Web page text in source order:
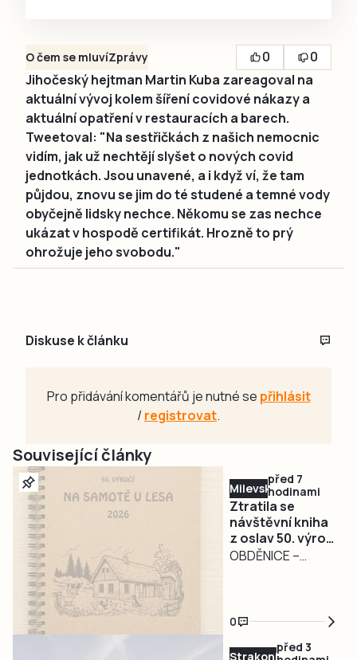
O čem se mluvíZprávy 0
0
Jihočeský hejtman Martin Kuba zareagoval na
aktuální vývoj kolem šíření covidové nákazy a
aktuální opatření v restauracích a barech.
Tweetoval: "Na sestřičkách z našich nemocnic
vidím, jak už nechtějí slyšet o nových covid
jednotkách. Jsou unavené, a i když ví, že tam
půjdou, znovu se jim do té studené a temné vody
obyčejně lidsky nechce. Někomu se zas nechce
ukázat v hospodě certifikát. Hrozně to prý
ohrožuje jeho svobodu."
Diskuse k článku
Pro přidávání komentářů je nutné se přihlásit
/registrovat.
Související články
Strakonicko
před 3
Milevsko
před 7
hodinami
Ztratila se
návštěvní kniha
z oslav 50. výročí
filmu Na samotě
OBDĚNICE –
poznamenala
oslavy 50. výročí
kultovního filmu Na
0